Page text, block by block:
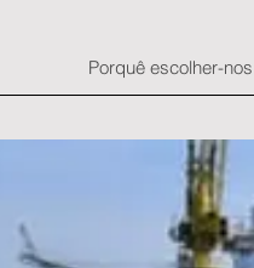
Porquê escolher-nos